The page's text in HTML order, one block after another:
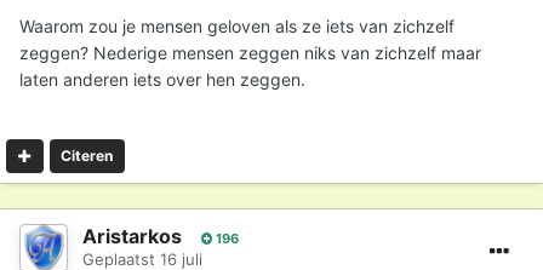
Waarom zou je mensen geloven als ze iets van zichzelf
zeggen? Nederige mensen zeggen niks van zichzelf maar
laten anderen iets over hen zeggen.
Citeren
Aristarkos 196
Geplaatst 16 juli